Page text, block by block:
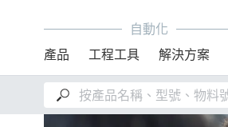
自動化
產品
工程工具 解決方案